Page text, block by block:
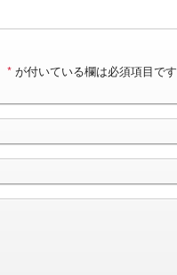
* が付いている欄は必須項目です